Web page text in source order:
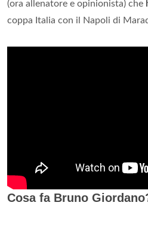
(ora allenatore e opinionista) che
coppa Italia con il Napoli di
Cosa fa Bruno